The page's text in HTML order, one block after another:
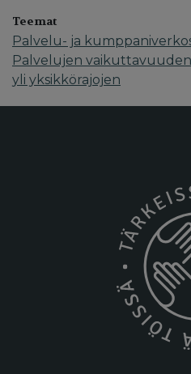
Teemat
Palvelu- ja
Palvelujen
yli yksikkörajojen